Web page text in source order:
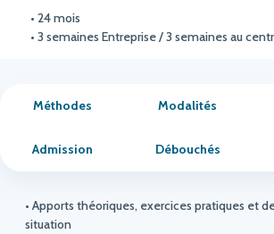
• 24 mois
• 3 semaines Entreprise / 3 semaines au
Méthodes Modalités
Admission Débouchés
• Apports théoriques, exercices pratiques et
situation